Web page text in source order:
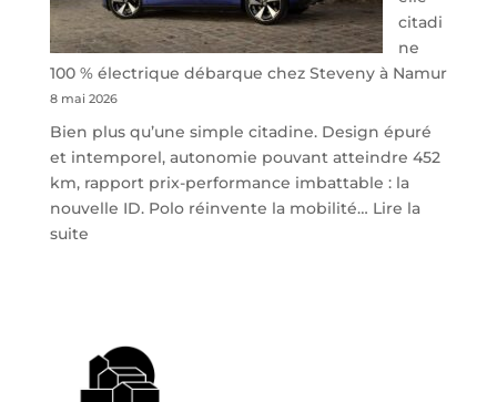
citadi
ne
100 % électrique débarque chez Steveny à Namur
8 mai 2026
Bien plus qu’une simple citadine. Design épuré
et intemporel, autonomie pouvant atteindre 452
km, rapport prix-performance imbattable : la
nouvelle ID. Polo réinvente la mobilité… Lire la
suite:
la
nouvelle